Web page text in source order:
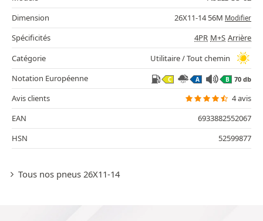
Dimension
26X11-14 56M Modifier
Spécificités 4PR M+S Arrière
Catégorie
Utilitaire / Tout chemin
Notation Européenne
C A B 70 db
Avis clients
4 avis
EAN
6933882552067
HSN
52599877
Tous nos pneus 26X11-14